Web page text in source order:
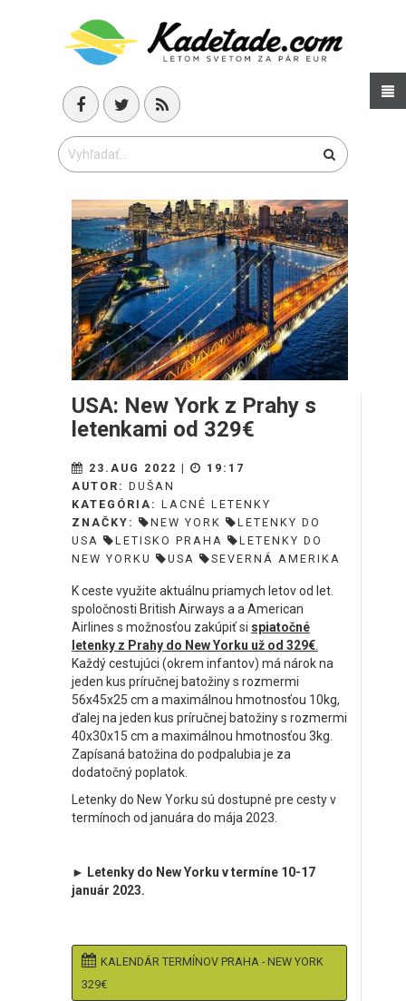
USA: New York z Prahy s
letenkami od 329€
23.AUG 2022 |
19:17
AUTOR: DUŠAN
KATEGÓRIA: LACNÉ LETENKY
ZNAČKY:
NEW YORK
LETENKY DO
USA
LETISKO PRAHA
LETENKY DO
NEW YORKU
USA SEVERNÁ AMERIKA
K ceste využite aktuálnu priamych letov od let.
spoločnosti British Airways a a American
Airlines s možnosťou zakúpiť si spiatočné
letenky z Prahy do New Yorku už od 329€.
Každý cestujúci (okrem infantov) má nárok na
jeden kus príručnej batožiny s rozmermi
56x45x25 cm a maximálnou hmotnosťou 10kg,
ďalej na jeden kus príručnej batožiny s rozmermi
40x30x15 cm a maximálnou hmotnosťou 3kg.
Zapísaná batožina do podpalubia je za
dodatočný poplatok.
Letenky do New Yorku sú dostupné pre cesty v
termínoch od januára do mája 2023.
► Letenky do New Yorku v termíne 10-17
január 2023.
KALENDÁR TERMÍNOV PRAHA - NEW YORK
329€